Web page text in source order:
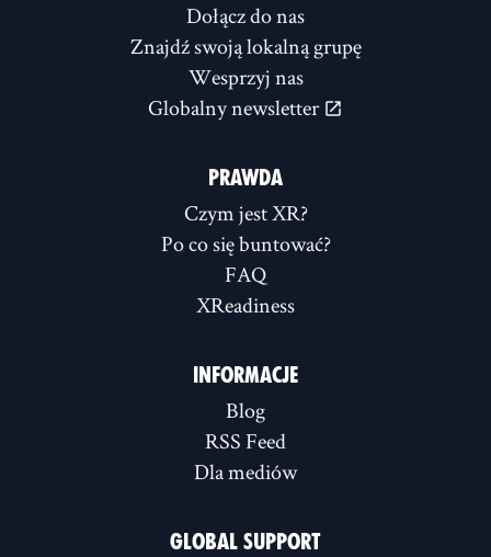
Dołącz do nas
Znajdź swoją lokalną grupę
Wesprzyj nas
Globalny newsletter
PRAWDA
Czym jest XR?
Po co się buntować?
FAQ
XReadiness
INFORMACJE
Blog
RSS Feed
Dla mediów
GLOBAL SUPPORT